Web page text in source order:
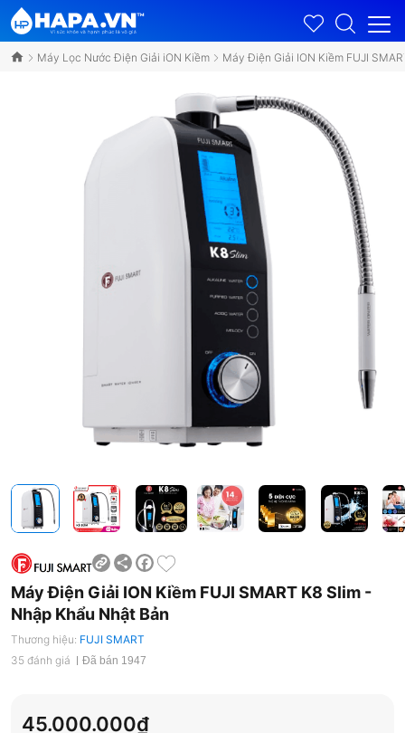
Máy Lọc Nước Điện Giải iON Kiềm Máy Điện Giải ION Kiềm FUJI
ShareFacebook
Máy Điện Giải ION Kiềm FUJI SMART K8 Slim -
Nhập Khẩu Nhật Bản
Thương hiệu: FUJI SMART
35 đánh giá
Đã bán 1947
45.000.000₫